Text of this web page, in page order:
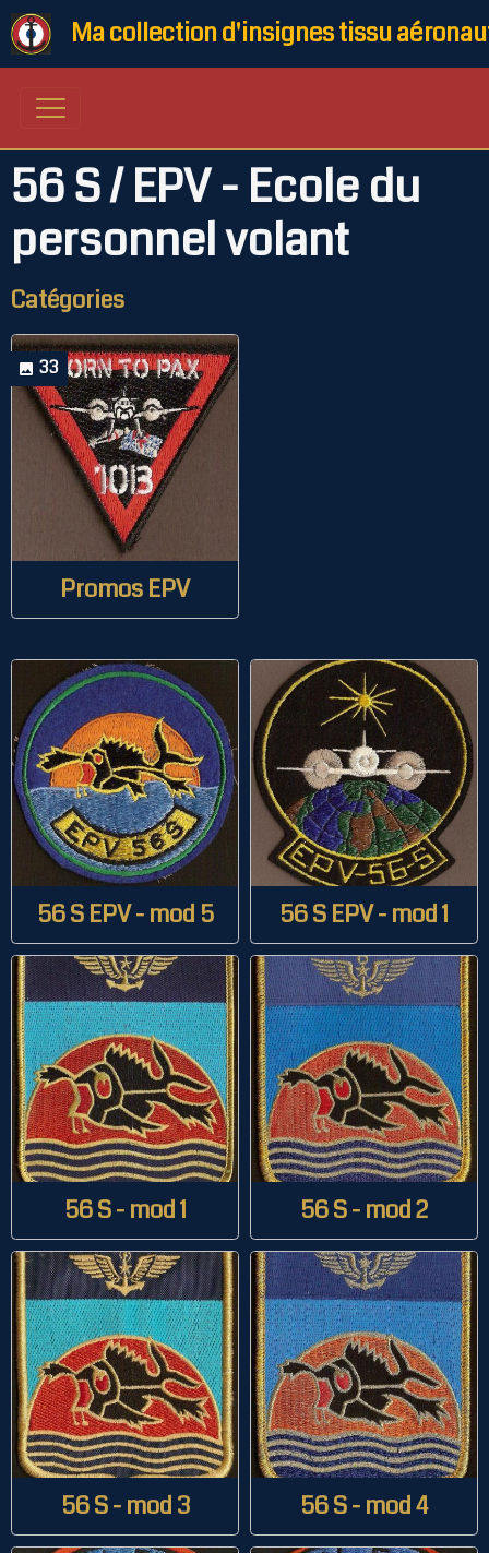
Ma collection d'insignes tissu
56 S / EPV - Ecole du
personnel volant
Catégories
33
Promos EPV
56 S EPV - mod 5 56 S EPV - mod 1
56 S - mod 1 56 S - mod 2
56 S - mod 3 56 S - mod 4